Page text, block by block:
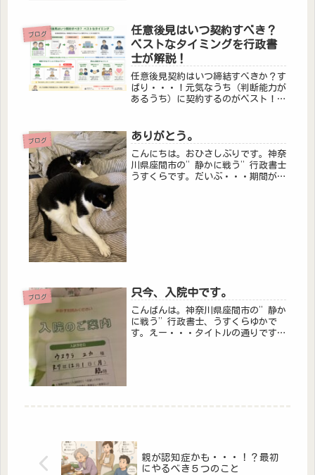
ブログ
任意後見はいつ契約すべき？
ベストなタイミングを行政書
士が解説！
任意後見契約はいつ締結すべきか？す
ばり・・・！元気なうち（判断能力が
あるうち）に契約するのがベスト！任
に効果を発揮する任意後見ですが、契
約は認知症が進んでからではできない
の...
ブログ ありがとう。
こんにちは。おひさしぶりです。神奈
川県座間市の”静かに戦う”行政書士
うすくらです。だいぶ・・・期間があ
ブログ 只今、入院中です。
こんばんは。神奈川県座間市の”静か
に戦う”行政書士、うすくらゆかで
す。えー・・・タイトルの通りです。
親が認知症かも・・・！？最初
にやるべき５つのこと